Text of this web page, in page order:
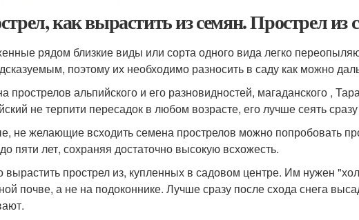
как вырастить из семян. Прострел из
рядом близкие виды или сорта одного вида легко
поэтому их необходимо разносить в саду как можно
прострелов альпийского и его разновидностей, магаданского ,
не терпити пересадок в любом возрасте, его лучше сеять
не желающие всходить семена прострелов можно попробовать
пяти лет, сохраняя достаточно высокую всхожесть.
прострел из, купленных в садовом центре. Им нужен
почве, а не на подоконнике. Лучше сразу после схода снега